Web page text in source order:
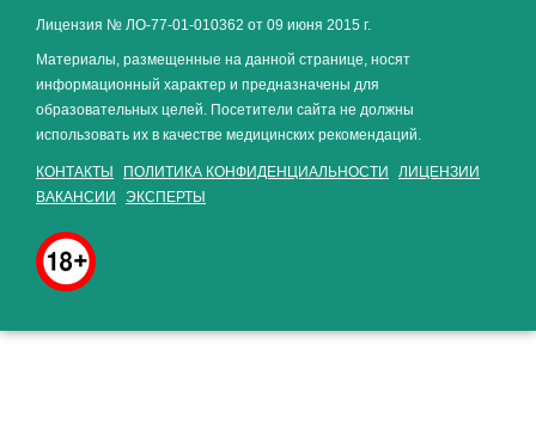
Лицензия № ЛО-77-01-010362 от 09 июня 2015 г.
Материалы, размещенные на данной странице, носят
информационный характер и предназначены для
образовательных целей. Посетители сайта не должны
использовать их в качестве медицинских рекомендаций.
КОНТАКТЫ ПОЛИТИКА КОНФИДЕНЦИАЛЬНОСТИ
ЛИЦЕНЗИИ
ВАКАНСИИ
ЭКСПЕРТЫ